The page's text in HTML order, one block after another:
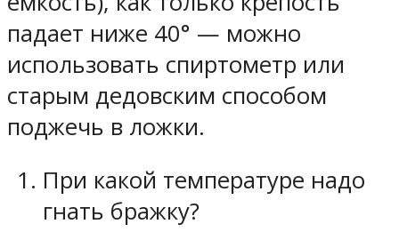
падает ниже 40° — можно
использовать спиртометр или
старым дедовским способом
поджечь в ложки.
При какой температуре надо
гнать бражку?